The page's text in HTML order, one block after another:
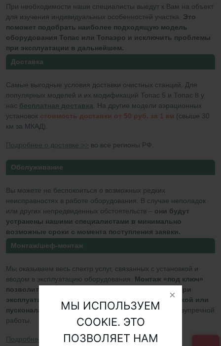
При необходимости наши специалисты выедут к Вам на объект
для изучения индивидуальных особенностей участка. Это
поможет подобрать наиболее подходящую модель
оборудования Топас или Топаэро и исключить проблемы
при эксплуатации в дальнейшем.
Доставка
Самые выгодные условия доставки очистных станций. Для
популярных моделей и их модификаций Топас 5 и Топас 8 у
нас бесплатная доставка . На другие модели аэрационных
установок стоимость доставки от 50 руб. за 1 км (свыше 30
км за МКАД).
Подробнее о доставке >> во все регионы РФ.
Обслуживание
Вы можете не беспокоиться о возможных редких
неисправностях в работе оборудования. В случае неполадок
или других непредвиденных обстоятельств – они будут
устранены нашими специалистами в минимально
возможные сроки с момента поступления заявки.
Монтаж/шеф-монтаж
Мы оказываем весь спектр услуг, связанных с установкой и
вводом в эксплуатацию оборудования. Монтаж «под ключ»
позволит исключить возможные неисправности при
эксплуатации, вызванные неправильной установкой или
пусконаладкой
, и даст 100% гарантию качества и безупречной
работы.
Подробнее о монтаже >>
МЫ ИСПОЛЬЗУЕМ
COOKIE. ЭТО
ПОЗВОЛЯЕТ НАМ